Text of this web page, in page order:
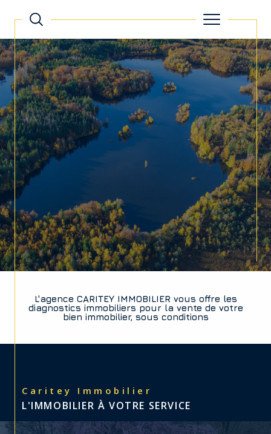
L'agence CARITEY IMMOBILIER vous offre les
diagnostics immobiliers pour la vente de votre
bien immobilier, sous conditions
Caritey Immobilier
L'IMMOBILIER À VOTRE SERVICE